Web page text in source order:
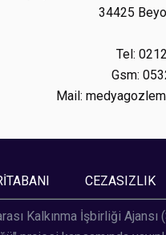
34425
Tel:
Gsm:
Mail:
CEZASIZLIK
Kalkınma İşbirliği